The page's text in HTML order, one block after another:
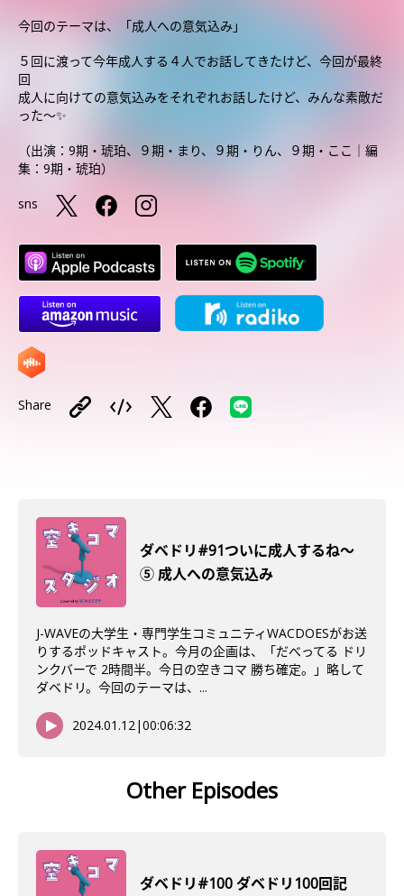
今回のテーマは、「成人への意気込み」
５回に渡って今年成人する４人でお話してきたけど、今回が最終
回
成人に向けての意気込みをそれぞれお話したけど、みんな素敵だ
った〜✨
（出演：9期・琥珀、９期・まり、９期・りん、９期・ここ｜編
集：9期・琥珀）
sns
Share
ダベドリ#91ついに成人するね〜
⑤ 成人への意気込み
J-WAVEの大学生・専門学生コミュニティWACDOESがお送
りするポッドキャスト。今月の企画は、「だべってる ドリ
ンクバーで 2時間半。今日の空きコマ 勝ち確定。」略して
ダベドリ。今回のテーマは、...
2024.01.12|00:06:32
Other Episodes
ダベドリ#100 ダベドリ100回記